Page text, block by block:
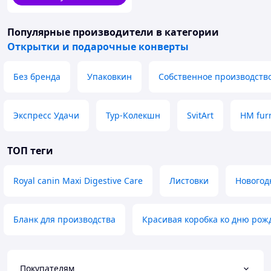
Популярные производители в категории
Открытки и подарочные конверты
Без бренда Упаковкин Собственное
Экспресс Удачи Тур-Колекшн SvitArt HM
ТОП теги
Royal canin Maxi Digestive Care Листовки
Бланк для производства Красивая коробка ко дню
Покупателям